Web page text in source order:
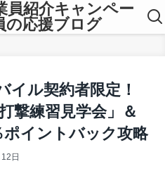
員紹介キャンペー
の応援ブログ
イル契約者限定！
撃練習見学会」＆
イントバック攻略
日